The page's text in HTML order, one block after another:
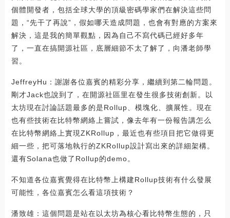
個體開發者，包括全球大學的頂級密碼學家們在解決這些問
題，“先干了再說”，假如哪天造成問題，也會有對應的方案來
解決，這是我的簡單觀點，因為自己不寫代碼已經好多年
了，一直在搞開源社區，底層細節不太了解了，向潘老師學
習。
JeffreyHu：謝謝各位嘉賓的精彩分享，繼續到第二輪問題。
剛才Jack也說到了，在開源社區里在發生很多技術創新。以
太坊現在討論話題最多的是Rollup、模塊化、擴展性。現在
也有些技術在比特幣網絡上嘗試，像去年有一份報告講怎么
在比特幣網絡上實現ZKRollup，最近也有些項目把它做得更
細一些，把可落地執行的ZKRollup設計寫出來的詳細架構。
還有Solana也做了Rollup的demo。
不知道各位嘉賓覺得在比特幣上構建Rollup技術有什么發展
可能性，各位嘉賓怎么看這項技術？
潘致雄：這個問題是站在以太坊為核心看比特幣生態的，只